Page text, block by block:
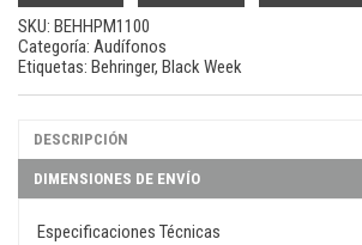
SKU: BEHHPM1100
Categoría: Audífonos
Etiquetas: Behringer, Black Week
DESCRIPCIÓN
DIMENSIONES DE ENVÍO
Especificaciones Técnicas